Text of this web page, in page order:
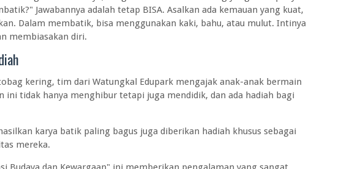
Jawabannya adalah tetap BISA. Asalkan ada kemauan yang kuat,
Dalam membatik, bisa menggunakan kaki, bahu, atau mulut. Intinya
membiasakan diri.
kering, tim dari Watungkal Edupark mengajak anak-anak bermain
ini tidak hanya menghibur tetapi juga mendidik, dan ada hadiah bagi
karya batik paling bagus juga diberikan hadiah khusus sebagai
mereka.